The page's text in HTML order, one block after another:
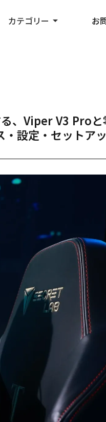
お
カテゴリー arrow_drop_up
、Viper V3 Proと
設定・セットア